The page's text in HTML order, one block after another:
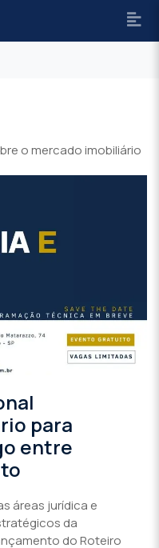
o mercado imobiliário
para
entre
áreas jurídica e
da
do Roteiro